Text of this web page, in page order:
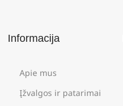
Informacija
Apie mus
Įžvalgos ir patarimai